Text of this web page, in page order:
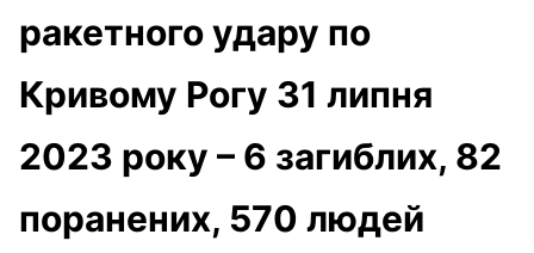
ракетного удару по
Кривому Рогу 31 липня
2023 року – 6 загиблих, 82
поранених, 570 людей